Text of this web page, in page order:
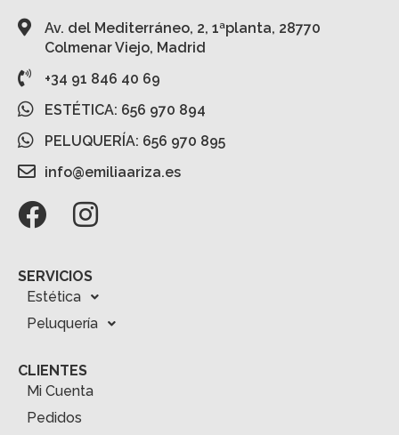
Av. del Mediterráneo, 2, 1ªplanta, 28770
Colmenar Viejo, Madrid
+34 91 846 40 69
ESTÉTICA: 656 970 894
PELUQUERÍA: 656 970 895
info@emiliaariza.es
SERVICIOS
Estética
Peluquería
CLIENTES
Mi Cuenta
Pedidos